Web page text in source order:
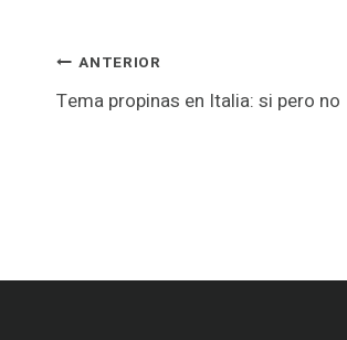
Navegación
ANTERIOR
Tema propinas en Italia: si pero no